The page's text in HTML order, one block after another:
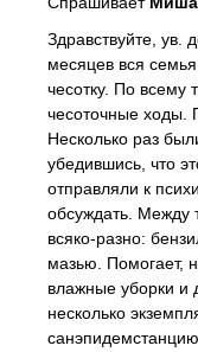
Здравствуйте, ув.
месяцев вся
чесотку. По всему
чесоточные ходы.
Несколько раз
убедившись, что
отправляли к
обсуждать. Между
всяко-разно:
мазью. Помогает,
влажные уборки и
несколько